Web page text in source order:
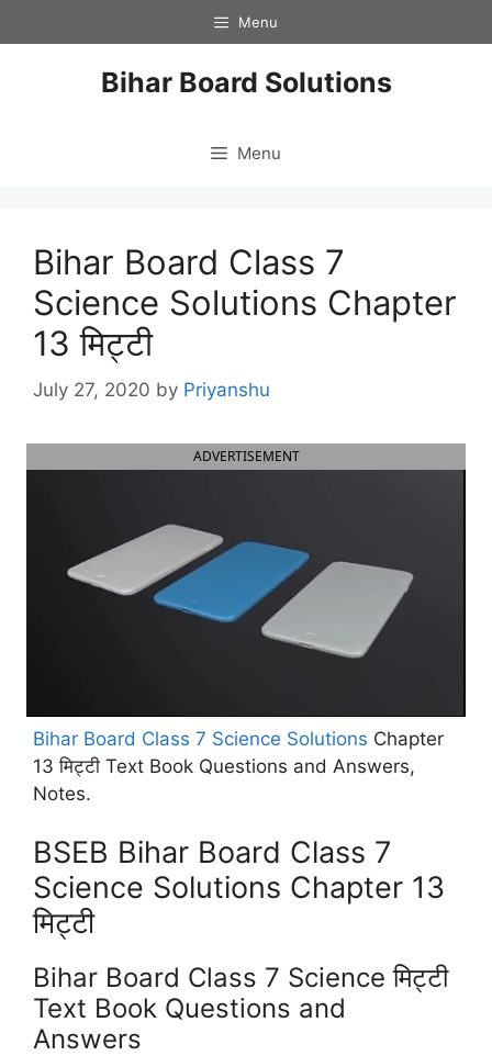
to
Menu
Bihar Board Solutions
Menu
Bihar Board Class 7
Science Solutions Chapter
13 मिट्टी
July 27, 2020 by Priyanshu
ADVERTISEMENT
Bihar Board Class 7 Science Solutions Chapter
13 मिट्टी Text Book Questions and Answers,
Notes.
BSEB Bihar Board Class 7
Science Solutions Chapter 13
मिट्टी
Bihar Board Class 7 Science मिट्टी
Text Book Questions and
Answers